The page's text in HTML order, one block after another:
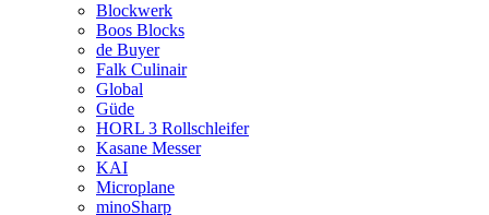
Blockwerk
Boos Blocks
de Buyer
Falk Culinair
Global
Güde
HORL 3 Rollschleifer
Kasane Messer
KAI
Microplane
minoSharp